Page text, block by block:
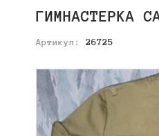
ГИМНАСТЕРКА
Артикул: 26725